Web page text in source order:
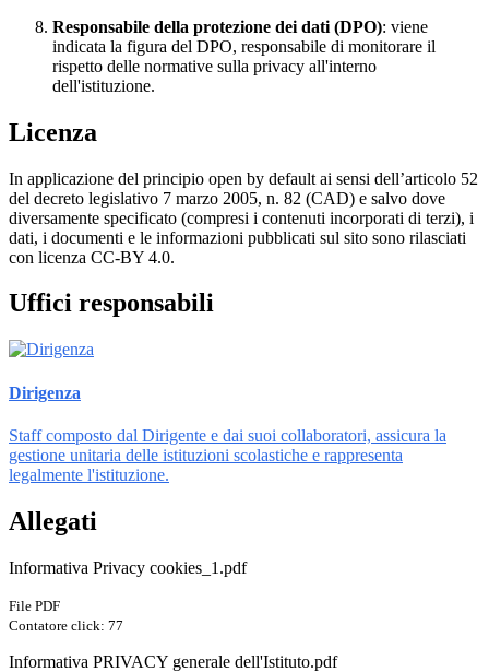
Responsabile della protezione dei dati (DPO): viene
indicata la figura del DPO, responsabile di monitorare il
rispetto delle normative sulla privacy all'interno
dell'istituzione.
Licenza
In applicazione del principio open by default ai sensi dell’articolo 52
del decreto legislativo 7 marzo 2005, n. 82 (CAD) e salvo dove
diversamente specificato (compresi i contenuti incorporati di terzi), i
dati, i documenti e le informazioni pubblicati sul sito sono rilasciati
con licenza CC-BY 4.0.
Uffici responsabili
Dirigenza
Staff composto dal Dirigente e dai suoi collaboratori, assicura la
gestione unitaria delle istituzioni scolastiche e rappresenta
legalmente l'istituzione.
Allegati
Informativa Privacy cookies_1.pdf
File PDF
Contatore click: 77
Informativa PRIVACY generale dell'Istituto.pdf